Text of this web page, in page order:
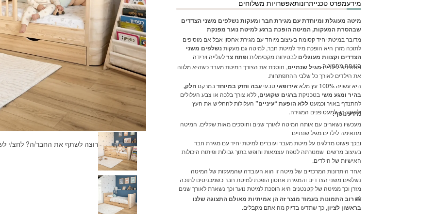
₪4,889.00.
₪4,400.10.
מידעמפרט טכנייתרונותאפשרויות משלוחים
מיטה מעוגלת ומיוחדת עם מגירת חבר ומעקות נשלפים משני הצדדים
שבהסרת המעקות, המיטה הופכת ברגע למיטת נוער מפנקת
מדובר במיטת יחיד קסומה בעיצוב מיוחד עם מגירת אחסון אבל אם מוסיפים
לתוכה מזרן היא הופכת מיד למיטת חבר, למיטה גם מעקותנשלפים משני
הצדדים וקצוות מעוגלים לבטיחות מקסימלית ופתח צרלעלייה וירידה
בטוחה מהמיטה.
מתאימה לילדיםמגיל שנתיים, חוסכת את הצורך במיטת מעבר כשהיא מלווה
את הילדים לאורך כל שלבי ההתפתחות.
היא עשויה 100% עץ מלא
אירופאי טבעי עבה וחזק במיוחד במרקם חלק,
בהיר ומגע משי בטכניקתברגים שקועים, ללא צורך בלכה או צבע העלולים
להתנדף באויר וכמעט ללא הופעת “עיניים” העלולות להחליש את העץ
ולפגוע בו. למעט פנים המגירה.
מידע נוסף:
מעכשיו נשארים עם אותה המיטה לאורך שנים וחוסכים מאות שקלים. המיטה
מתאימה לילדים מגיל שנתיים
ובכך פשוט מדלגים על מיטת מעבר ועוברים למיטת יחיד עם מגירת חבר
בעיצוב מרשים שמטרתה לטפח עצמאות וחופש בתוך גבולות ופיתוח היכולות
האישיות של הילדים.
אחד היתרונות המרכזיים של מיטה זו הוא העובדה שהמעקות של המיטה
נשלפים משני הצדדים והמגירת אחסון הופכת למיטת חבר כשמכניסים לתוכה
מזרן וכך ממיטה של קטנטנים היא הופכת למיטת נוער וכך נשארת לאורך שנים
📸 רוב התמונות בעמוד מוצר זה הן אמיתיות מאולם התצוגה שלנו
בראשון לציון, כך שתדעו בדיוק מה אתם מקבלים.
רוצה לשתף את החבר/ה? לחצ/י